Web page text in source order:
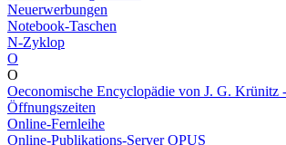
Neuerwerbungen
Notebook-Taschen
N-Zyklop
O
O
Oeconomische Encyclopädie von J. G. Krünitz
Öffnungszeiten
Online-Fernleihe
Online-Publikations-Server OPUS